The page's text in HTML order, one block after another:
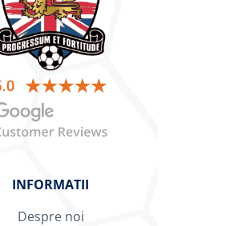
INFORMATII
Despre noi